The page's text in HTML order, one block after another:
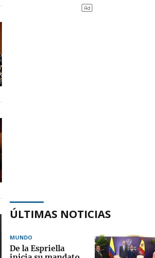
ÚLTIMAS NOTICIAS
MUNDO
De la Espriella